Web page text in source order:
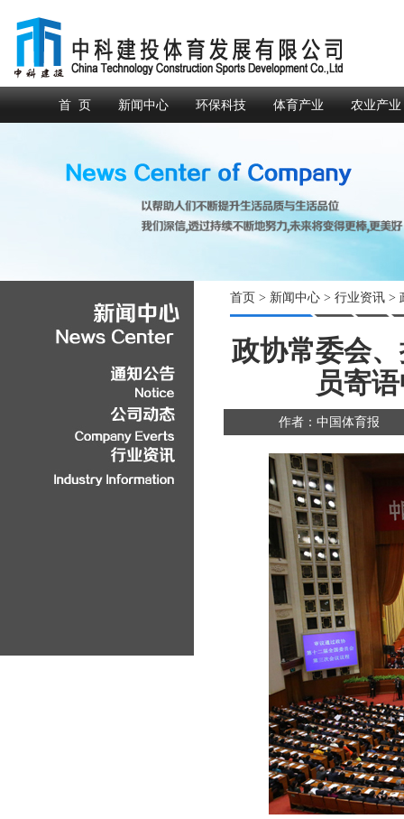
首 页 新闻中心 环保科技 体育产业 农业产业
首页 > 新闻中心 > 行业资讯 >
政协常委会
员寄
作者：中国体育报